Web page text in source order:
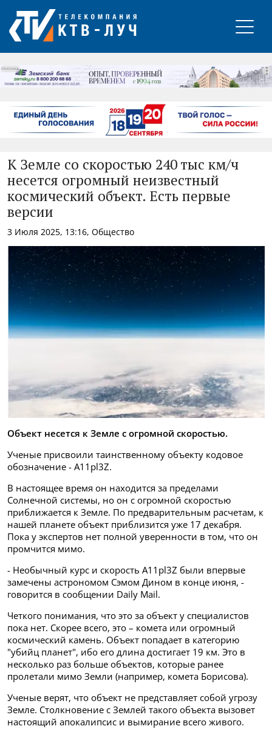
РЕКЛАМА
К Земле со скоростью 240 тыс км/ч
несется огромный неизвестный
космический объект. Есть первые
версии
3 Июля 2025, 13:16, Общество
Объект несется к Земле с огромной скоростью.
Ученые присвоили таинственному объекту кодовое
обозначение - A11pl3Z.
В настоящее время он находится за пределами
Солнечной системы, но он с огромной скоростью
приближается к Земле. По предварительным расчетам, к
нашей планете объект приблизится уже 17 декабря.
Пока у экспертов нет полной уверенности в том, что он
промчится мимо.
- Необычный курс и скорость A11pl3Z были впервые
замечены астрономом Сэмом Дином в конце июня, -
говорится в сообщении Daily Mail.
Четкого понимания, что это за объект у специалистов
пока нет. Скорее всего, это – комета или огромный
космический камень. Объект попадает в категорию
"убийц планет", ибо его длина достигает 19 км. Это в
несколько раз больше объектов, которые ранее
пролетали мимо Земли (например, комета Борисова).
Ученые верят, что объект не представляет собой угрозу
Земле. Столкновение с Землей такого объекта вызовет
настоящий апокалипсис и вымирание всего живого.